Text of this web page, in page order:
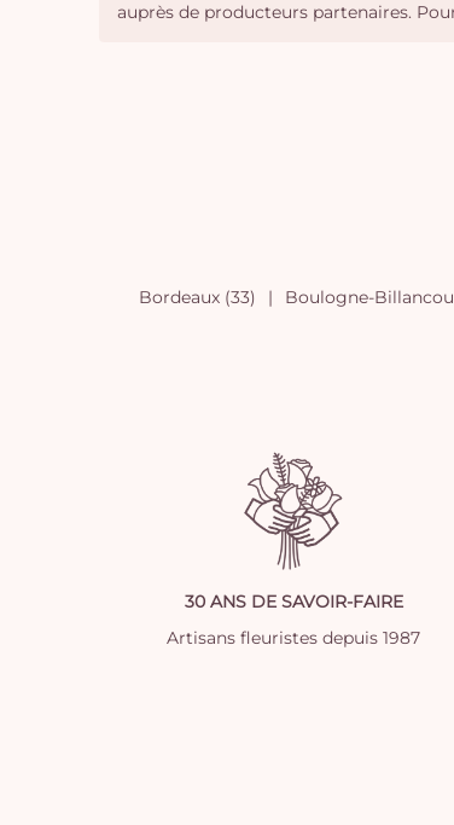
auprès de producteurs partenaires.
Bordeaux (33) Boulogne-
30 ANS DE SAVOIR-FAIRE
Artisans fleuristes depuis 1987